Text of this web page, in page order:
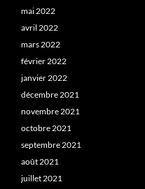
mai 2022
avril 2022
mars 2022
février 2022
janvier 2022
décembre 2021
novembre 2021
octobre 2021
septembre 2021
août 2021
juillet 2021